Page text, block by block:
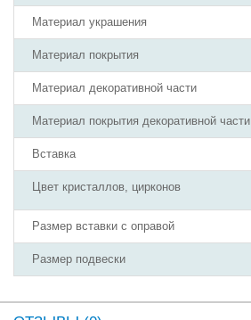
Материал украшения
Материал покрытия
Материал декоративной части
Материал покрытия декоративной части
Вставка
Цвет кристаллов, цирконов
Размер вставки с оправой
Размер подвески